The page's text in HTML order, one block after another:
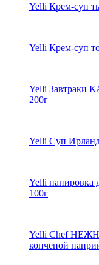
Yelli Крем-суп
Yelli Крем-суп
Yelli Завтраки
200г
Yelli Суп
Yelli
100г
Yelli Chef
копченой